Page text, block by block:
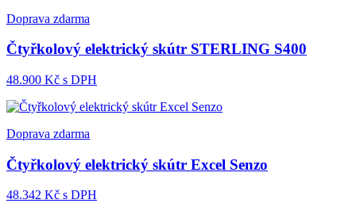
Doprava zdarma
Čtyřkolový elektrický skútr STERLING S400
48.900 Kč s DPH
Doprava zdarma
Čtyřkolový elektrický skútr Excel Senzo
48.342 Kč s DPH